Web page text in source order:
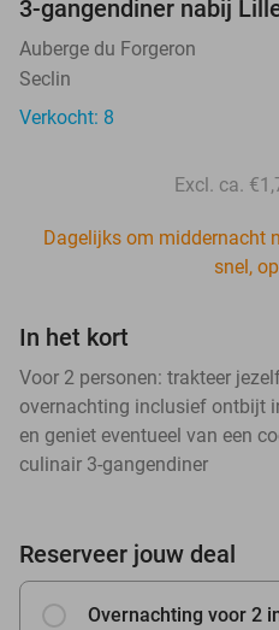
3-gangendiner nabij
Auberge du Forgeron
Seclin
Verkocht: 8
Excl. ca.
Dagelijks om middernacht
snel,
In het kort
Voor 2 personen: trakteer
overnachting inclusief ontbijt
en geniet eventueel van een
culinair 3-gangendiner
Reserveer jouw deal
Overnachting voor 2